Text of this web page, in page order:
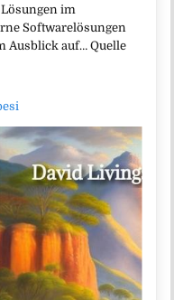
im
Softwarelösungen
Ausblick auf… Quelle